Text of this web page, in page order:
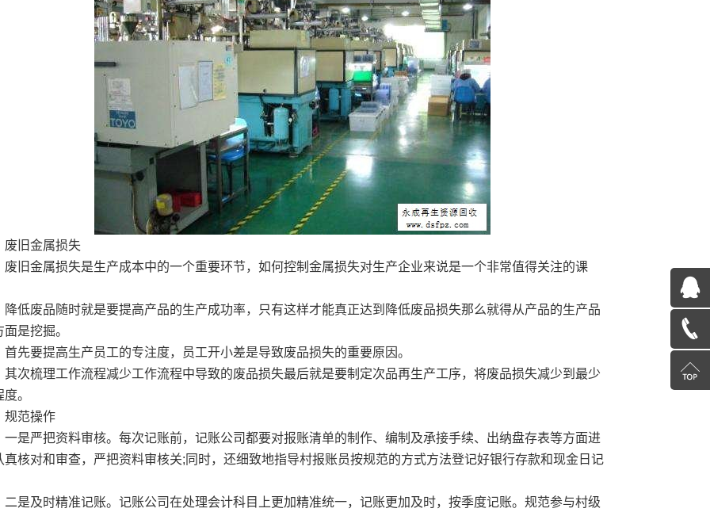
金属损失
旧金属损失是生产成本中的一个重要环节，如何控制金属损失对生产企业来说是一个非常值得关注的课
废品随时就是要提高产品的生产成功率，只有这样才能真正达到降低废品损失那么就得从产品的生产品
面是挖掘。
要提高生产员工的专注度，员工开小差是导致废品损失的重要原因。
梳理工作流程减少工作流程中导致的废品损失最后就是要制定次品再生产工序，将废品损失减少到最少
。
范操作
严把资料审核。每次记账前，记账公司都要对报账清单的制作、编制及承接手续、出纳盘存表等方面进
真核对和审查，严把资料审核关;同时，还细致地指导村报账员按规范的方式方法登记好银行存款和现金日记
及时精准记账。记账公司在处理会计科目上更加精准统一，记账更加及时，按季度记账。规范参与村级